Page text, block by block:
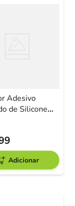
Adesivo
de Silicone
Adicionar